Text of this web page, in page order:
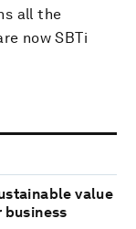
all the
now SBTi
value
business